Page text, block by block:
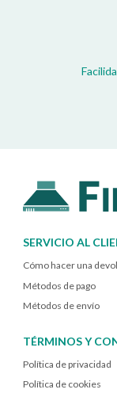
SERVICIO AL
Cómo hacer una
Métodos de pago
Métodos de envío
TÉRMINOS Y
Política de privacidad
Política de cookies